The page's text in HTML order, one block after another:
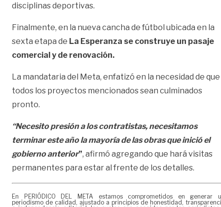
disciplinas deportivas.
Finalmente, en la nueva cancha de fútbol ubicada en la
sexta etapa de La Esperanza se construye un pasaje
comercial y de renovación.
La mandataria del Meta, enfatizó en la necesidad de que
todos los proyectos mencionados sean culminados
pronto.
“Necesito presión a los contratistas, necesitamos
terminar este año la mayoría de las obras que inició el
gobierno anterior”, afirmó agregando que hará visitas
permanentes para estar al frente de los detalles.
En PERIÓDICO DEL META estamos comprometidos en generar
periodismo de calidad, ajustado a principios de honestidad,